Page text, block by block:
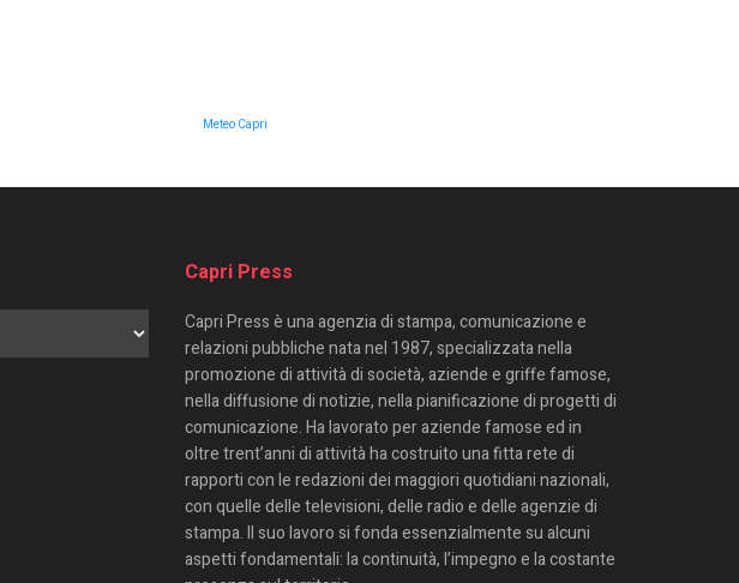
Meteo Capri
Capri Press
Capri Press è una agenzia di stampa, comunicazione e
relazioni pubbliche nata nel 1987, specializzata nella
promozione di attività di società, aziende e griffe famose,
nella diffusione di notizie, nella pianificazione di progetti di
comunicazione. Ha lavorato per aziende famose ed in
oltre trent’anni di attività ha costruito una fitta rete di
rapporti con le redazioni dei maggiori quotidiani nazionali,
con quelle delle televisioni, delle radio e delle agenzie di
stampa. Il suo lavoro si fonda essenzialmente su alcuni
aspetti fondamentali: la continuità, l’impegno e la costante